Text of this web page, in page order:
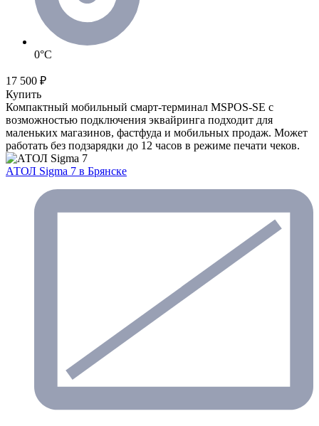
0°C
17 500 ₽
Купить
Компактный мобильный смарт-терминал MSPOS-SE с
возможностью подключения эквайринга подходит для
маленьких магазинов, фастфуда и мобильных продаж. Может
работать без подзарядки до 12 часов в режиме печати чеков.
АТОЛ Sigma 7 в Брянске